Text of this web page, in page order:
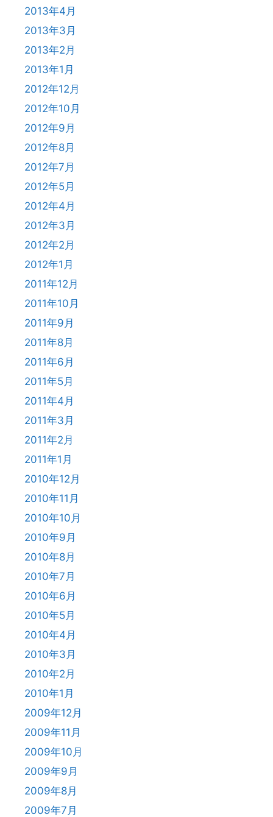
2013年4月
2013年3月
2013年2月
2013年1月
2012年12月
2012年10月
2012年9月
2012年8月
2012年7月
2012年5月
2012年4月
2012年3月
2012年2月
2012年1月
2011年12月
2011年10月
2011年9月
2011年8月
2011年6月
2011年5月
2011年4月
2011年3月
2011年2月
2011年1月
2010年12月
2010年11月
2010年10月
2010年9月
2010年8月
2010年7月
2010年6月
2010年5月
2010年4月
2010年3月
2010年2月
2010年1月
2009年12月
2009年11月
2009年10月
2009年9月
2009年8月
2009年7月